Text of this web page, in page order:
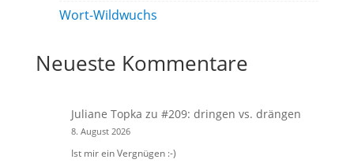
Wort-Wildwuchs
Neueste Kommentare
Juliane Topka zu#209: dringen vs. drängen
8. August 2026
Ist mir ein Vergnügen :-)